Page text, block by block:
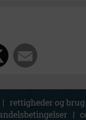
| rettigheder og brug
|